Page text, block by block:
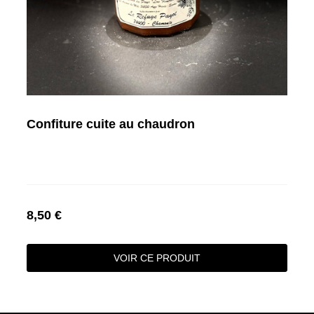
Confiture cuite au chaudron
8,50 €
VOIR CE PRODUIT